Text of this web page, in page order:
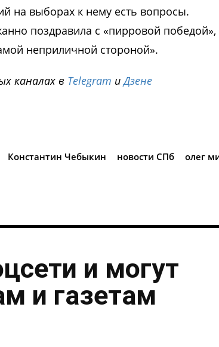
на выборах к нему есть вопросы.
поздравила с «пирровой победой»,
неприличной стороной».
каналах в Telegram иДзене
Константин Чебыкин новости СПб
олег
и могут
и газетам